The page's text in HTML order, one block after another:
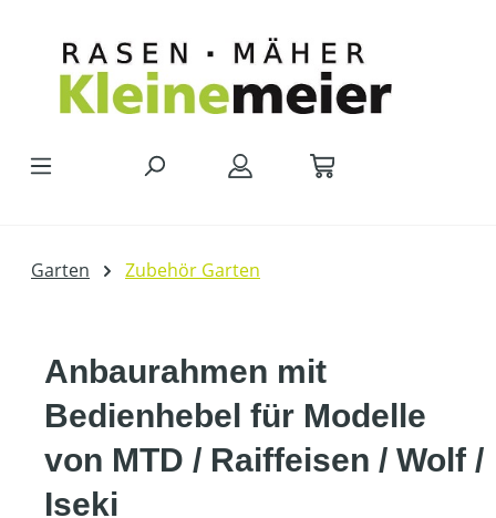
Garten Zubehör Garten
Anbaurahmen mit
Bedienhebel für Modelle
von MTD / Raiffeisen / Wolf /
Iseki